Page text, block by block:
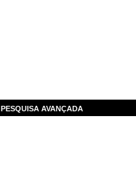
PESQUISA AVANÇADA